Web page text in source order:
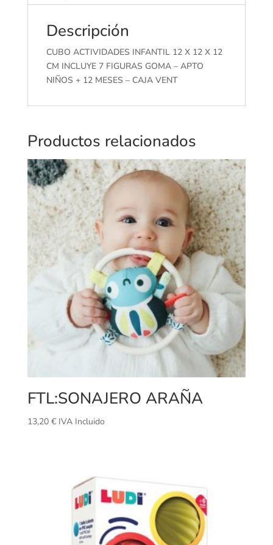
Descripción
CUBO ACTIVIDADES INFANTIL 12 X 12 X 12
CM INCLUYE 7 FIGURAS GOMA – APTO
NIÑOS + 12 MESES – CAJA VENT
Productos relacionados
FTL:SONAJERO ARAÑA
13,20 € IVA Incluido